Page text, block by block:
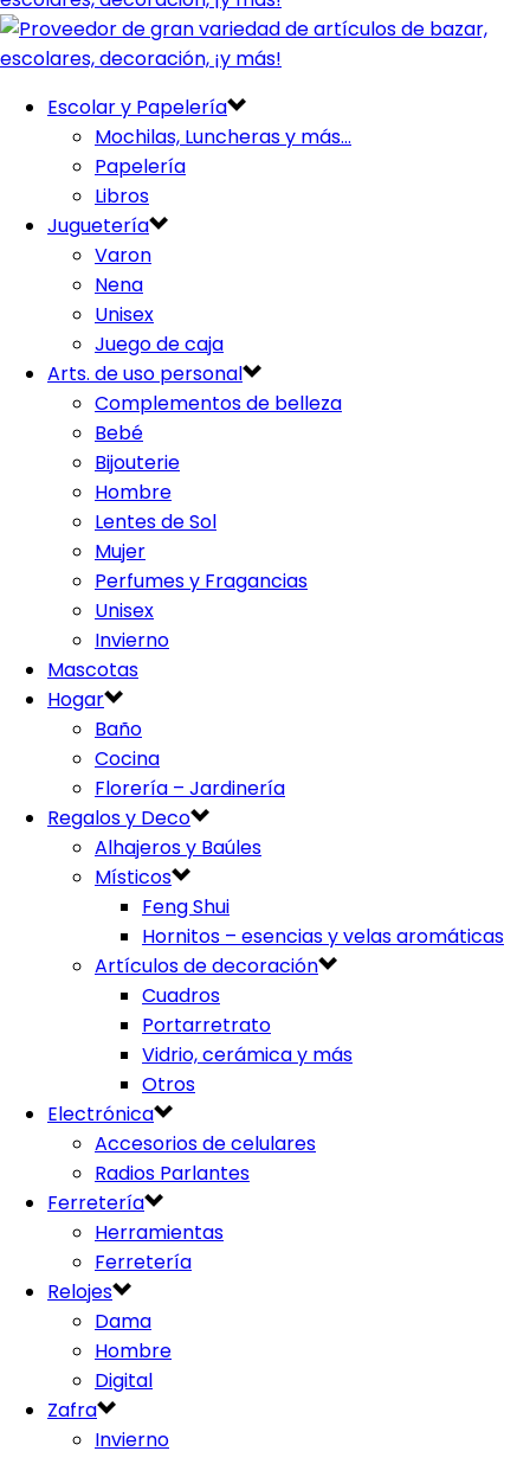
Escolar y Papelería
Mochilas, Luncheras y más…
Papelería
Libros
Juguetería
Varon
Nena
Unisex
Juego de caja
Arts. de uso personal
Complementos de belleza
Bebé
Bijouterie
Hombre
Lentes de Sol
Mujer
Perfumes y Fragancias
Unisex
Invierno
Mascotas
Hogar
Baño
Cocina
Florería – Jardinería
Regalos y Deco
Alhajeros y Baúles
Místicos
Feng Shui
Hornitos – esencias y velas aromáticas
Artículos de decoración
Cuadros
Portarretrato
Vidrio, cerámica y más
Otros
Electrónica
Accesorios de celulares
Radios Parlantes
Ferretería
Herramientas
Ferretería
Relojes
Dama
Hombre
Digital
Zafra
Invierno